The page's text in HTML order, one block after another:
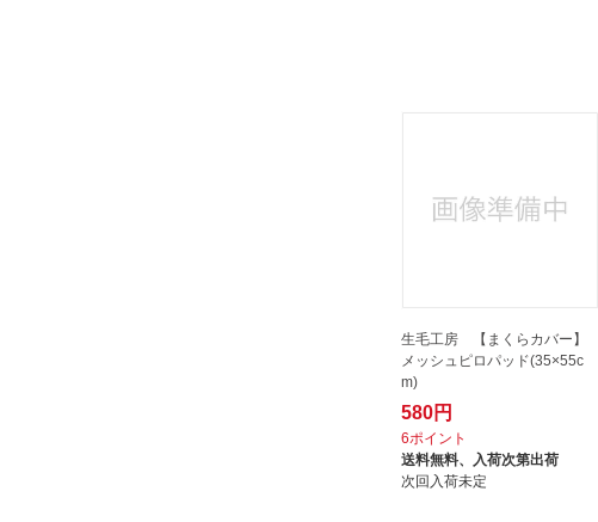
生毛工房 【まくらカバー】
メッシュピロパッド(35×55c
m)
580円
6ポイント
送料無料、 入荷次第出荷
次回入荷未定